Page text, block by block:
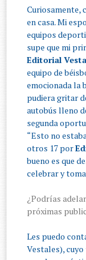
Curiosamente,
en casa. Mi
equipos
supe que mi
Editorial
equipo de
emocionada la
pudiera gritar
autobús lleno
segunda
“Esto no
otros 17 por
bueno es que
celebrar y
¿Podrías
próximas
Les puedo
Vestales),